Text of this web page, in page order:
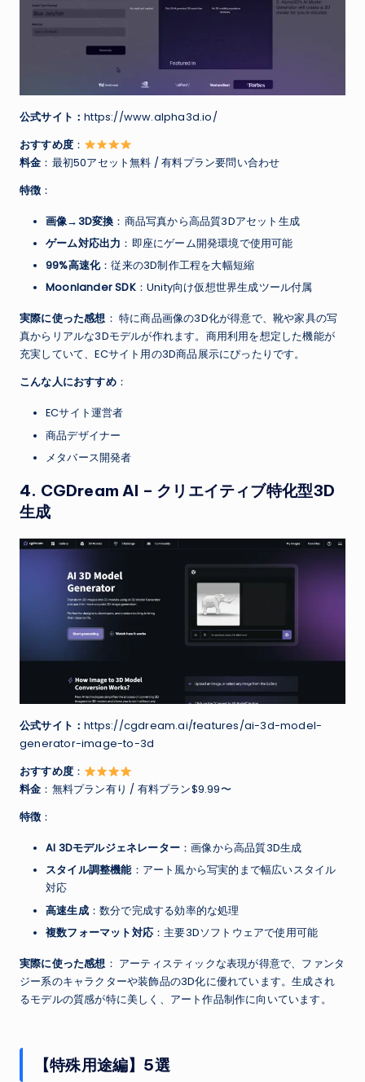
公式サイト：https://www.alpha3d.io/
おすすめ度 ：
料金 ：最初50アセット無料 / 有料プラン要問い合わせ
特徴 ：
画像→3D変換 ：商品写真から高品質3Dアセット生成
ゲーム対応出力 ：即座にゲーム開発環境で使用可能
99%高速化：従来の3D制作工程を大幅短縮
Moonlander SDK：Unity向け仮想世界生成ツール付属
実際に使った感想 ： 特に商品画像の3D化が得意で、靴や家具の写
真からリアルな3Dモデルが作れます。商用利用を想定した機能が
充実していて、ECサイト用の3D商品展示にぴったりです。
こんな人におすすめ：
ECサイト運営者
商品デザイナー
メタバース開発者
4. CGDream AI – クリエイティブ特化型3D
生成
公式サイト：https://cgdream.ai/features/ai-3d-model-
generator-image-to-3d
おすすめ度 ：
料金 ：無料プラン有り / 有料プラン$9.99〜
特徴 ：
AI 3Dモデルジェネレーター ：画像から高品質3D生成
スタイル調整機能：アート風から写実的まで幅広いスタイル
対応
高速生成：数分で完成する効率的な処理
複数フォーマット対応 ：主要3Dソフトウェアで使用可能
実際に使った感想 ： アーティスティックな表現が得意で、ファンタ
ジー系のキャラクターや装飾品の3D化に優れています。生成され
るモデルの質感が特に美しく、アート作品制作に向いています。
【特殊用途編】5選